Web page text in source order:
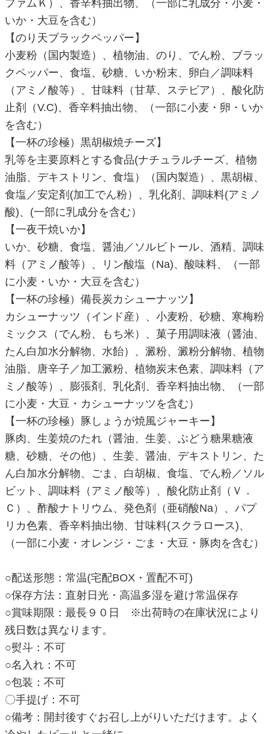
ファムＫ）、香辛料抽出物、（一部に乳成分・小麦・
いか・大豆を含む）
【のり天ブラックペッパー】
小麦粉（国内製造）、植物油、のり、でん粉、ブラッ
クペッパー、食塩、砂糖、いか粉末、卵白／調味料
（アミノ酸等）、甘味料（甘草、ステビア）、酸化防
止剤（V.C)、香辛料抽出物、（一部に小麦・卵・いか
を含む）
【一杯の珍極）黒胡椒焼チーズ】
乳等を主要原料とする食品(ナチュラルチーズ、植物
油脂、デキストリン、食塩）（国内製造）、黒胡椒、
食塩／安定剤(加工でん粉）、乳化剤、調味料(アミノ
酸)、(一部に乳成分を含む）
【一夜干焼いか】
いか、砂糖、食塩、醤油／ソルビトール、酒精、調味
料（アミノ酸等）、リン酸塩（Na)、酸味料、（一部
に小麦・いか・大豆を含む）
【一杯の珍極）備長炭カシューナッツ】
カシューナッツ（インド産）、小麦粉、砂糖、寒梅粉
ミックス（でん粉、もち米）、菓子用調味液（醤油、
たん白加水分解物、水飴）、澱粉、澱粉分解物、植物
油脂、唐辛子／加工澱粉、植物炭末色素、調味料（ア
ミノ酸等）、膨張剤、乳化剤、香辛料抽出物、（一部
に小麦・大豆・カシューナッツを含む）
【一杯の珍極）豚しょうが焼風ジャーキー】
豚肉、生姜焼のたれ（醤油、生姜、ぶどう糖果糖液
糖、砂糖、その他）、生姜、醤油、デキストリン、た
ん白加水分解物、ごま、白胡椒、食塩、でん粉／ソル
ビット、調味料（アミノ酸等）、酸化防止剤（Ｖ．
Ｃ）、酢酸ナトリウム、発色剤（亜硝酸Na）、パプ
リカ色素、香辛料抽出物、甘味料(スクラロース)、
（一部に小麦・オレンジ・ごま・大豆・豚肉を含む）
○配送形態：常温(宅配BOX・置配不可)
○保存方法：直射日光・高温多湿を避け常温保存
○賞味期限：最長９０日 ※出荷時の在庫状況により
残日数は異なります。
○熨斗：不可
○名入れ：不可
○包装：不可
〇手提げ：不可
○備考：開封後すぐお召し上がりいただけます。よく